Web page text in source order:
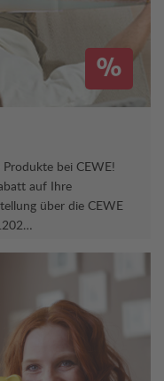
%
bei CEWE!
auf Ihre
über die CEWE